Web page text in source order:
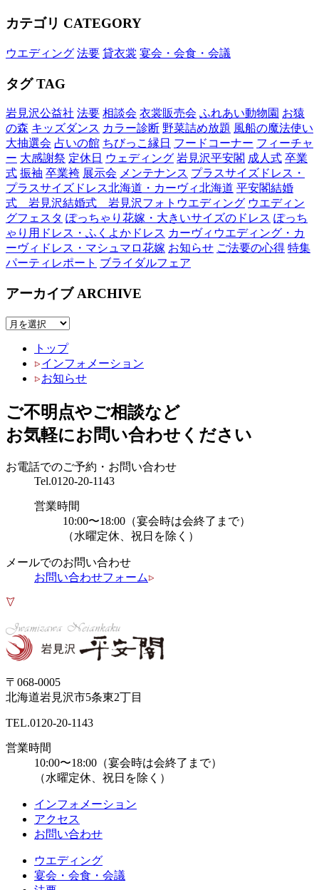
カテゴリ CATEGORY
ウエディング 法要 貸衣裳 宴会・会食・会議
タグ TAG
岩見沢公益社 法要 相談会 衣裳販売会 ふれあい動物園 お猿
の森 キッズダンス カラー診断 野菜詰め放題 風船の魔法使い
大抽選会 占いの館 ちびっこ縁日 フードコーナー フィーチャ
ー 大感謝祭 定休日 ウェディング 岩見沢平安閣 成人式 卒業
式 振袖 卒業袴 展示会 メンテナンス プラスサイズドレス・
プラスサイズドレス北海道・カーヴィ北海道 平安閣結婚
式 岩見沢結婚式 岩見沢フォトウエディング ウエディン
グフェスタ ぽっちゃり花嫁・大きいサイズのドレス ぽっち
ゃり用ドレス・ふくよかドレス カーヴィウエディング・カ
ーヴィドレス・マシュマロ花嫁 お知らせ ご法要の心得 特集
パーティレポート ブライダルフェア
アーカイブ ARCHIVE
トップ
インフォメーション
お知らせ
ご不明点やご相談など
お気軽にお問い合わせください
お電話でのご予約・お問い合わせ
Tel.0120-20-1143
営業時間
10:00〜18:00（宴会時は会終了まで）
（水曜定休、祝日を除く）
メールでのお問い合わせ
お問い合わせフォーム
〒068-0005
北海道岩見沢市5条東2丁目
TEL.0120-20-1143
営業時間
10:00〜18:00（宴会時は会終了まで）
（水曜定休、祝日を除く）
インフォメーション
アクセス
お問い合わせ
ウエディング
宴会・会食・会議